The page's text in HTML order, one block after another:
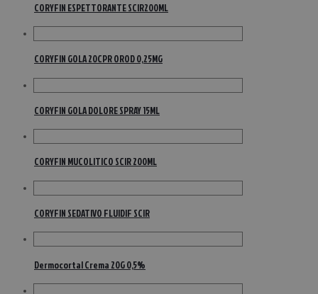
CORYFIN ESPETTORANTE SCIR200ML
CORYFIN GOLA 20CPR OROD 0,25MG
CORYFIN GOLA DOLORE SPRAY 15ML
CORYFIN MUCOLITICO SCIR 200ML
CORYFIN SEDATIVO FLUIDIF SCIR
Dermocortal Crema 20G 0,5%